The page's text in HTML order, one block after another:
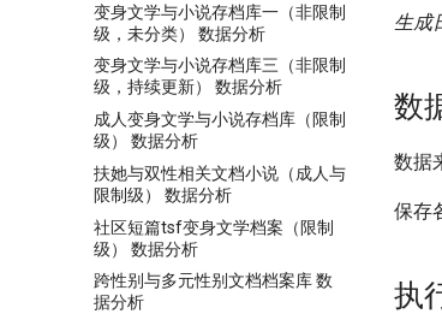
变身文学与小说存档库一（非限制
级，未分类） 数据分析
变身文学与小说存档库三（非限制
级，持续更新） 数据分析
成人变身文学与小说存档库（限制
级） 数据分析
扶她与双性相关文档小说（成人与
限制级） 数据分析
社区短篇tsf变身文学档案（限制
级） 数据分析
跨性别与多元性别文档档案库 数
据分析
生成
数
数据
保存
执